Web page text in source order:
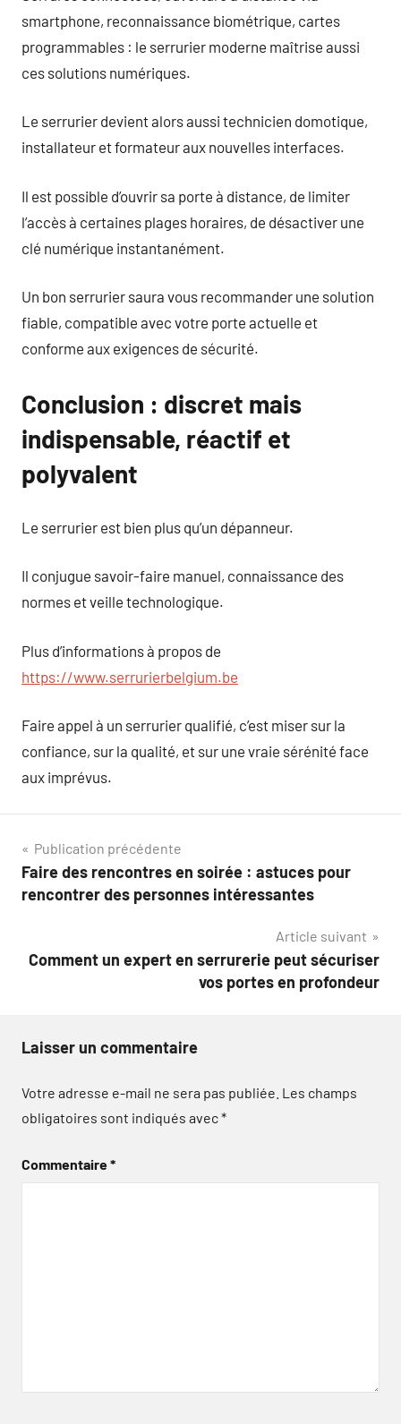
smartphone, reconnaissance biométrique, cartes
programmables : le serrurier moderne maîtrise aussi
ces solutions numériques.
Le serrurier devient alors aussi technicien domotique,
installateur et formateur aux nouvelles interfaces.
Il est possible d’ouvrir sa porte à distance, de limiter
l’accès à certaines plages horaires, de désactiver une
clé numérique instantanément.
Un bon serrurier saura vous recommander une solution
fiable, compatible avec votre porte actuelle et
conforme aux exigences de sécurité.
Conclusion : discret mais
indispensable, réactif et
polyvalent
Le serrurier est bien plus qu’un dépanneur.
Il conjugue savoir-faire manuel, connaissance des
normes et veille technologique.
Plus d’informations à propos de
https://www.serrurierbelgium.be
Faire appel à un serrurier qualifié, c’est miser sur la
confiance, sur la qualité, et sur une vraie sérénité face
aux imprévus.
Navigation
de
Publication précédente
Faire des rencontres en soirée : astuces pour
rencontrer des personnes intéressantes
Article suivant
Comment un expert en serrurerie peut sécuriser
vos portes en profondeur
Laisser un commentaire
Votre adresse e-mail ne sera pas publiée. Les champs
obligatoires sont indiqués avec*
Commentaire*